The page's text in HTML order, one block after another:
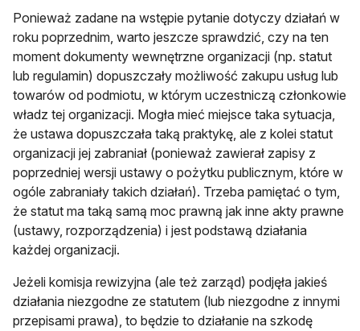
Ponieważ zadane na wstępie pytanie dotyczy działań w
roku poprzednim, warto jeszcze sprawdzić, czy na ten
moment dokumenty wewnętrzne organizacji (np. statut
lub regulamin) dopuszczały możliwość zakupu usług lub
towarów od podmiotu, w którym uczestniczą członkowie
władz tej organizacji. Mogła mieć miejsce taka sytuacja,
że ustawa dopuszczała taką praktykę, ale z kolei statut
organizacji jej zabraniał (ponieważ zawierał zapisy z
poprzedniej wersji ustawy o pożytku publicznym, które w
ogóle zabraniały takich działań). Trzeba pamiętać o tym,
że statut ma taką samą moc prawną jak inne akty prawne
(ustawy, rozporządzenia) i jest podstawą działania
każdej organizacji.
Jeżeli komisja rewizyjna (ale też zarząd) podjęła jakieś
działania niezgodne ze statutem (lub niezgodne z innymi
przepisami prawa), to będzie to działanie na szkodę